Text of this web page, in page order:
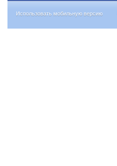
Использовать мобильную версию